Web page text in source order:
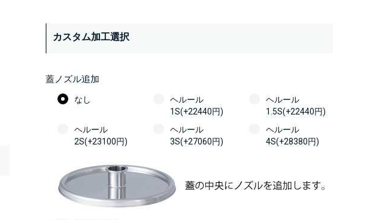
カスタム加工選択
蓋ノズル追加
なし
ヘルール
1S(+22440円)
ヘルール
1.5S(+22440円)
ヘルール
2S(+23100円)
ヘルール
3S(+27060円)
ヘルール
4S(+28380円)